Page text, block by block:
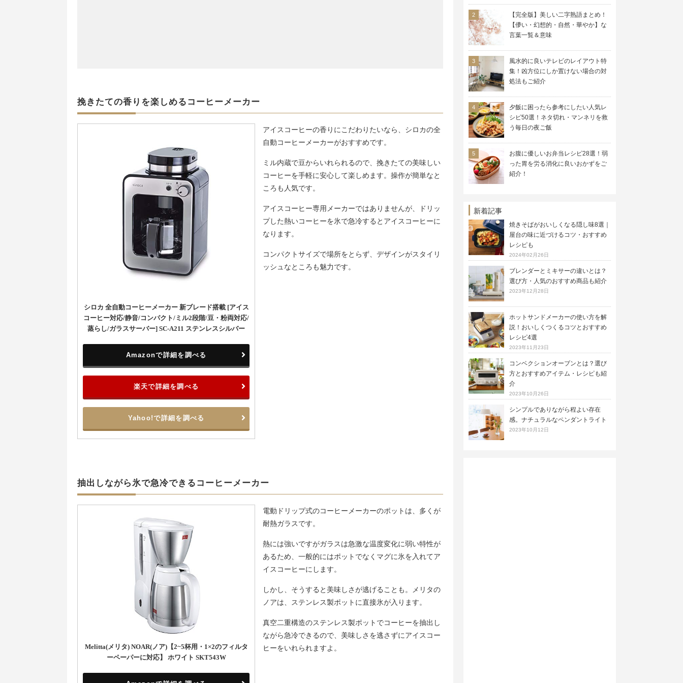
挽きたての香りを楽しめるコーヒーメーカー
シロカ 全自動コーヒーメーカー 新ブレード搭載 [アイス
コーヒー対応/静音/コンパクト/ミル2段階/豆・粉両対応/
蒸らし/ガラスサーバー] SC-A211 ステンレスシルバー
Amazonで詳細を調べる
楽天で詳細を調べる
Yahoo!で詳細を調べる
アイスコーヒーの香りにこだわりたいなら、シロカの全
自動コーヒーメーカーがおすすめです。
ミル内蔵で豆からいれられるので、挽きたての美味しい
コーヒーを手軽に安心して楽しめます。操作が簡単なと
ころも人気です。
アイスコーヒー専用メーカーではありませんが、ドリッ
プした熱いコーヒーを氷で急冷するとアイスコーヒーに
なります。
コンパクトサイズで場所をとらず、デザインがスタイリ
ッシュなところも魅力です。
抽出しながら氷で急冷できるコーヒーメーカー
Melitta(メリタ) NOAR(ノア)【2~5杯用・1×2のフィルタ
ーペーパーに対応】 ホワイト SKT543W
電動ドリップ式のコーヒーメーカーのポットは、多くが
耐熱ガラスです。
熱には強いですがガラスは急激な温度変化に弱い特性が
あるため、一般的にはポットでなくマグに氷を入れてア
イスコーヒーにします。
しかし、そうすると美味しさが逃げることも。メリタの
ノアは、ステンレス製ポットに直接氷が入ります。
真空二重構造のステンレス製ポットでコーヒーを抽出し
ながら急冷できるので、美味しさを逃さずにアイスコー
ヒーをいれられますよ。
【完全版】美しい二字熟語まとめ！
【儚い・幻想的・自然・華やか】な
言葉一覧＆意味
風水的に良いテレビのレイアウト特
集！凶方位にしか置けない場合の対
処法もご紹介
夕飯に困ったら参考にしたい人気レ
シピ50選！ネタ切れ・マンネリを救
う毎日の夜ご飯
お腹に優しいお弁当レシピ28選！弱
った胃を労る消化に良いおかずをご
紹介！
新着記事
焼きそばがおいしくなる隠し味8選｜
屋台の味に近づけるコツ・おすすめ
レシピも
2024年02月26日
ブレンダーとミキサーの違いとは？
選び方・人気のおすすめ商品も紹介
2023年12月28日
ホットサンドメーカーの使い方を解
説！おいしくつくるコツとおすすめ
レシピ4選
2023年11月23日
コンベクションオーブンとは？選び
方とおすすめアイテム・レシピも紹
介
2023年10月26日
シンプルでありながら程よい存在
感。ナチュラルなペンダントライト
2023年10月12日